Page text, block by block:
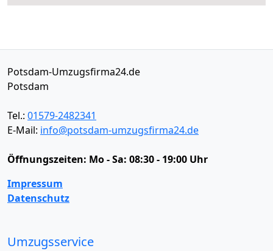
Potsdam-Umzugsfirma24.de
Potsdam
Tel.: 01579-2482341
E-Mail: info@potsdam-umzugsfirma24.de
Öffnungszeiten: Mo - Sa: 08:30 - 19:00 Uhr
Impressum
Datenschutz
Umzugsservice